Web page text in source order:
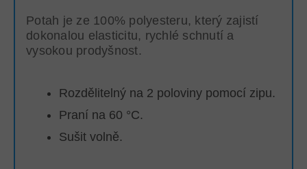
Potah je ze 100% polyesteru, který zajistí
dokonalou elasticitu, rychlé schnutí a
vysokou prodyšnost.
Rozdělitelný na 2 poloviny pomocí zipu.
Praní na 60 °C.
Sušit volně.